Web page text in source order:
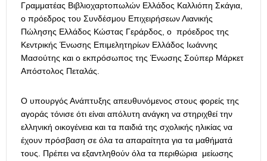
Γραμματέας Βιβλιοχαρτοπωλών Ελλάδος Καλλιόπη Σκάγια,
ο πρόεδρος του Συνδέσμου Επιχειρήσεων Λιανικής
Πώλησης Ελλάδος Κώστας Γεράρδος, ο πρόεδρος της
Κεντρικής Ένωσης Επιμελητηρίων Ελλάδος Ιωάννης
Μασούτης και ο εκπρόσωπος της Ένωσης Σούπερ Μάρκετ
Απόστολος Πεταλάς.
Ο υπουργός Ανάπτυξης απευθυνόμενος στους φορείς της
αγοράς τόνισε ότι είναι απόλυτη ανάγκη να στηριχθεί την
ελληνική οικογένεια και τα παιδιά της σχολικής ηλικίας να
έχουν πρόσβαση σε όλα τα απαραίτητα για τα μαθήματά
τους. Πρέπει να εξαντληθούν όλα τα περιθώρια μείωσης